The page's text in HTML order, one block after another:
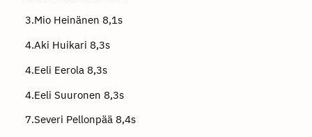
3.Mio Heinänen 8,1s
4.Aki Huikari 8,3s
4.Eeli Eerola 8,3s
4.Eeli Suuronen 8,3s
7.Severi Pellonpää 8,4s